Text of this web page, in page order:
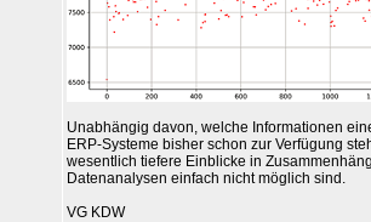
Unabhängig davon, welche Informationen
ERP-Systeme bisher schon zur Verfügung
wesentlich tiefere Einblicke in
Datenanalysen einfach nicht möglich sind.
VG KDW